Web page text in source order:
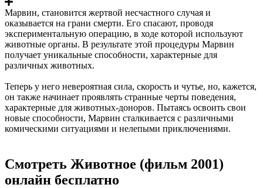
Марвин, становится жертвой несчастного случая и
оказывается на грани смерти. Его спасают, проводя
экспериментальную операцию, в ходе которой используют
животные органы. В результате этой процедуры Марвин
получает уникальные способности, характерные для
различных животных.
Теперь у него невероятная сила, скорость и чутье, но, кажется,
он также начинает проявлять странные черты поведения,
характерные для животных-доноров. Пытаясь освоить свои
новые способности, Марвин сталкивается с различными
комическими ситуациями и нелепыми приключениями.
Смотреть Животное (фильм 2001)
онлайн бесплатно